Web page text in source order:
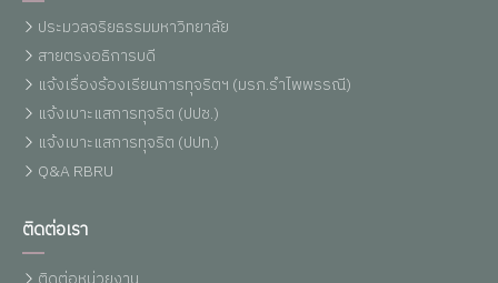
ประมวลจริยธรรมมหาวิทยาลัย
สายตรงอธิการบดี
แจ้งเรื่องร้องเรียนการทุจริตฯ (มรภ.รำไพพรรณี)
แจ้งเบาะแสการทุจริต (ปปช.)
แจ้งเบาะแสการทุจริต (ปปท.)
Q&A RBRU
ติดต่อเรา